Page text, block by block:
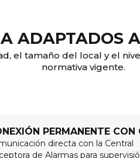
ADAPTADOS
el tamaño del local y el
normativa vigente.
PERMANENTE CON
directa con la Central
de Alarmas para